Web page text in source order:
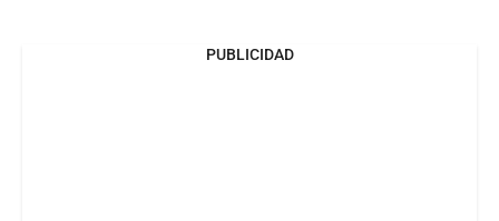
PUBLICIDAD